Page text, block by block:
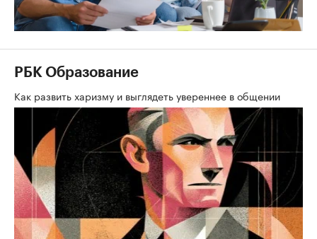
РБК Образование
Как развить харизму и выглядеть увереннее в общении